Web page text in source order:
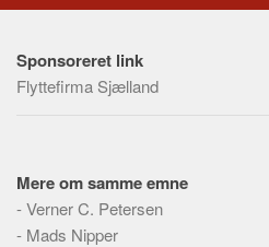
Skribenter
Steder
Webstedet
Forhistorien
Sponsoreret link
Flyttefirma Sjælland
Mere om samme emne
-Verner C. Petersen
- Mads Nipper